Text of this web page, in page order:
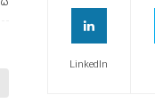
LinkedIn